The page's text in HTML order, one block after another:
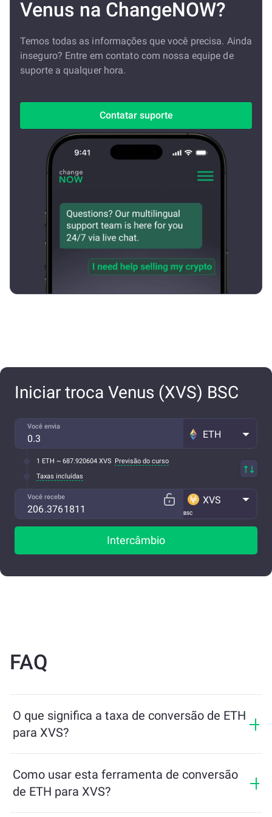
Venus na ChangeNOW?
Temos todas as informações que você precisa. Ainda
inseguro? Entre em contato com nossa equipe de
suporte a qualquer hora.
Contatar suporte
Iniciar troca Venus (XVS) BSC
Você envia
ETH
1 ETH ~ 687.920604 XVS Previsão do curso
Taxas incluídas
Você recebe
BSC
XVS
Intercâmbio
FAQ
O que significa a taxa de conversão de ETH
para XVS?
receberá em troca de ETH. Essa taxa varia de acordo
com as condições de mercado, a oferta e a demanda, e
a liquidez.
Como usar esta ferramenta de conversão
de ETH para XVS?